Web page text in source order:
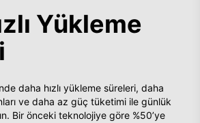
Yükleme
daha hızlı yükleme süreleri, daha
ve daha az güç tüketimi ile günlük
Bir önceki teknolojiye göre %50’ye